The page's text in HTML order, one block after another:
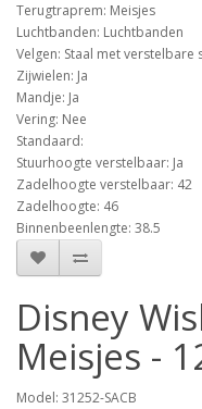
Terugtraprem: Meisjes
Luchtbanden: Luchtbanden
Velgen: Staal met verstelbare
Zijwielen: Ja
Mandje: Ja
Vering: Nee
Standaard:
Stuurhoogte verstelbaar: Ja
Zadelhoogte verstelbaar: 42
Zadelhoogte: 46
Binnenbeenlengte: 38.5
Disney
Meisjes -
Model: 31252-SACB